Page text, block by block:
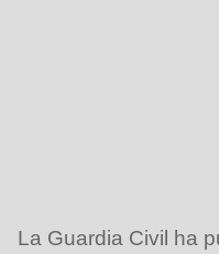
La Guardia Civil ha